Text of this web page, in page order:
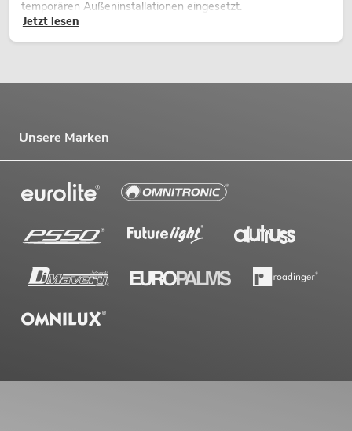
temporären Außeninstallationen eingesetzt.
Jetzt lesen
Unsere Marken